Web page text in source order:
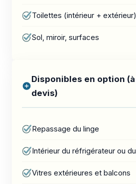
Toilettes (intérieur + extérieur)
Sol, miroir, surfaces
Disponibles en option
devis)
Repassage du linge
Intérieur du réfrigérateur ou
Vitres extérieures et balcons